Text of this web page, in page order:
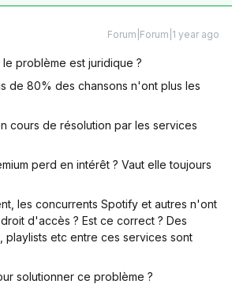
Forum|Forum|1 year ago
problème est juridique ?
de 80% des chansons n'ont plus les
cours de résolution par les services
perd en intérêt ? Vaut elle toujours
les concurrents Spotify et autres n'ont
d'accès ? Est ce correct ? Des
playlists etc entre ces services sont
solutionner ce problème ?